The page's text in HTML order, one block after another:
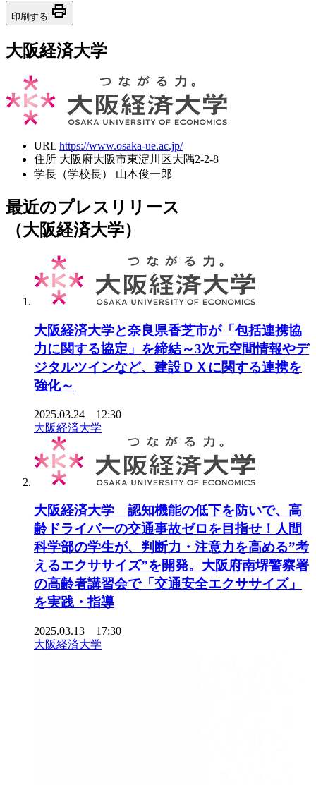
印刷する print
大阪経済大学
URL https://www.osaka-ue.ac.jp/
住所 大阪府大阪市東淀川区大隅2-2-8
学長（学校長）
山本俊一郎
最近のプレスリリース
（大阪経済大学）
大阪経済大学と奈良県香芝市が「包括連携協
力に関する協定」を締結～3次元空間情報やデ
ジタルツインなど、建設ＤＸに関する連携を
強化～
2025.03.24 12:30
大阪経済大学
大阪経済大学 認知機能の低下を防いで、高
齢ドライバーの交通事故ゼロを目指せ！人間
科学部の学生が、判断力・注意力を高める”考
えるエクササイズ”を開発。大阪府南堺警察署
の高齢者講習会で「交通安全エクササイズ」
を実践・指導
2025.03.13 17:30
大阪経済大学